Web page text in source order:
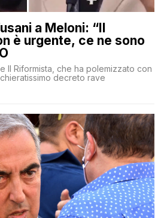
a Meloni: “Il
è urgente, ce ne sono
Il Riformista, che ha polemizzato con
decreto rave